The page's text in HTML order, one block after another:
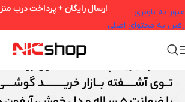
عبور به ناوبری
رفتن به محتوای اصلی
ارسال رایگان + پرداخت درب